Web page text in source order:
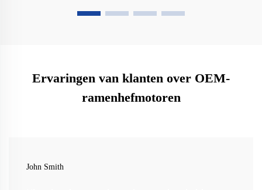
Ervaringen van klanten over OEM-
ramenhefmotoren
John Smith